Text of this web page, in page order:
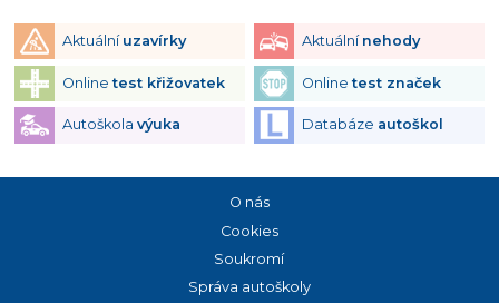
Aktuální uzavírky Aktuální nehody
Onlinetest křižovatek Onlinetest značek
Autoškola výuka Databáze autoškol
O nás
Cookies
Soukromí
Správa autoškoly